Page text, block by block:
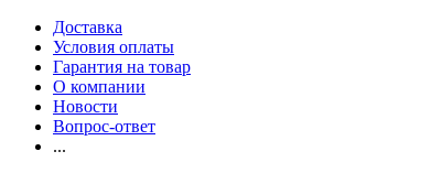
Доставка
Условия оплаты
Гарантия на товар
О компании
Новости
Вопрос-ответ
...